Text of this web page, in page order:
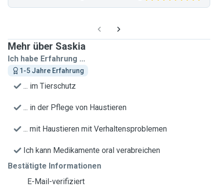
Mehr über Saskia
Ich habe Erfahrung ...
1-5 Jahre Erfahrung
... im Tierschutz
... in der Pflege von Haustieren
... mit Haustieren mit Verhaltensproblemen
Ich kann Medikamente oral verabreichen
Bestätigte Informationen
E-Mail-verifiziert